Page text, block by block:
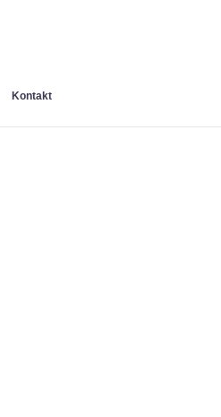
Kontakt